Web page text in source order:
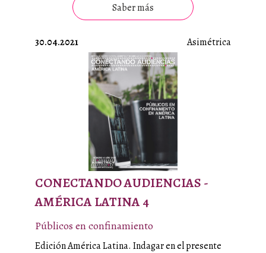
Saber más
30.04.2021 Asimétrica
CONECTANDO AUDIENCIAS -
AMÉRICA LATINA 4
Públicos en confinamiento
Edición América Latina. Indagar en el presente